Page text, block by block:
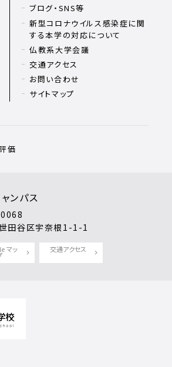
ブログ・SNS等
新型コロナウイルス感染症に関
する本学の対応について
仏教系大学会議
交通アクセス
お問い合わせ
サイトマップ
価
ンパス
田谷区宇奈根1-1-1
マッ 交通アクセス